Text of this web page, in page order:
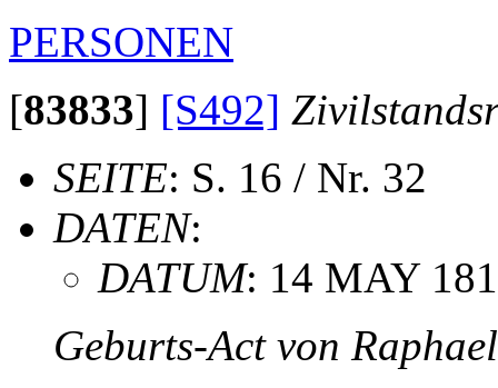
PERSONEN
[83833] [S492]
SEITE: S. 16 / Nr. 32
DATEN:
DATUM: 14 MAY
Geburts-Act von